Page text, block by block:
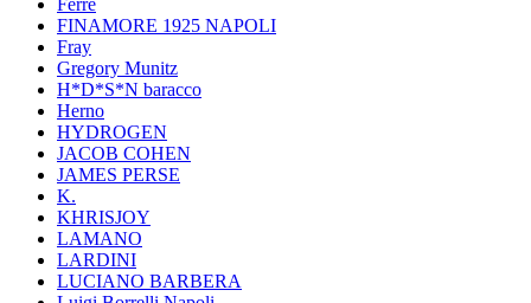
Ferre
FINAMORE 1925 NAPOLI
Fray
Gregory Munitz
H*D*S*N baracco
Herno
HYDROGEN
JACOB COHEN
JAMES PERSE
K.
KHRISJOY
LAMANO
LARDINI
LUCIANO BARBERA